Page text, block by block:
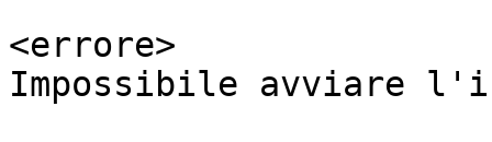
<errore>
Impossibile avviare